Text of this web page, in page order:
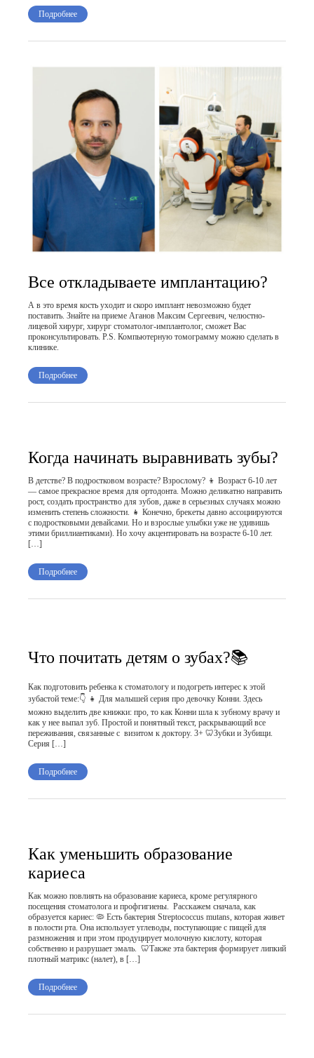
Подробнее
Все откладываете имплантацию?
А в это время кость уходит и скоро имплант невозможно будет
поставить. Знайте на приеме Аганов Максим Сергеевич, челюстно-
лицевой хирург, хирург стоматолог-имплантолог, сможет Вас
проконсультировать. P.S. Компьютерную томограмму можно сделать в
клинике.
Подробнее
Когда начинать выравнивать зубы?
В детстве? В подростковом возрасте? Взрослому? 👦 Возраст 6-10 лет
— самое прекрасное время для ортодонта. Можно деликатно направить
рост, создать пространство для зубов, даже в серьезных случаях можно
изменить степень сложности. 👧 Конечно, брекеты давно ассоциируются
с подростковыми девайсами. Но и взрослые улыбки уже не удивишь
этими бриллиантиками). Но хочу акцентировать на возрасте 6-10 лет.
[…]
Подробнее
Что почитать детям о зубах?📚
Как подготовить ребенка к стоматологу и подогреть интерес к этой
зубастой теме:👇 👧 Для малышей серия про девочку Конни. Здесь
можно выделить две книжки: про, то как Конни шла к зубному врачу и
как у нее выпал зуб. Простой и понятный текст, раскрывающий все
переживания, связанные с визитом к доктору. 3+ 🦷Зубки и Зубищи.
Серия […]
Подробнее
Как уменьшить образование
кариеса
Как можно повлиять на образование кариеса, кроме регулярного
посещения стоматолога и профгигиены. Расскажем сначала, как
образуется кариес: 🦠 Есть бактерия Streptococcus mutans, которая живет
в полости рта. Она использует углеводы, поступающие с пищей для
размножения и при этом продуцирует молочную кислоту, которая
собственно и разрушает эмаль. 🦷Также эта бактерия формирует липкий
плотный матрикс (налет), в […]
Подробнее